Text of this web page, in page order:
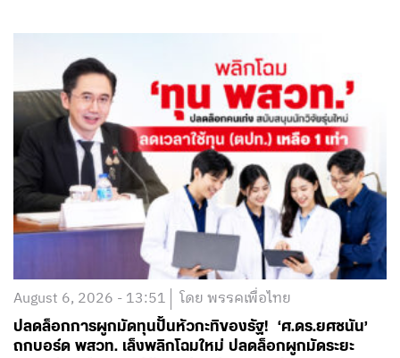
August 6, 2026 - 13:51 โดย พรรคเพื่อไทย
ปลดล็อกการผูกมัดทุนปั้นหัวกะทิของรัฐ! ‘ศ.ดร.ยศชนัน’
ถกบอร์ด พสวท. เล็งพลิกโฉมใหม่ ปลดล็อกผูกมัดระยะ